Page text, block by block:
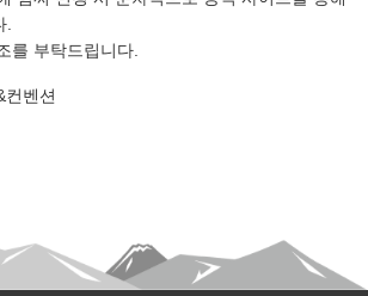
를 부탁드립니다.
컨벤션